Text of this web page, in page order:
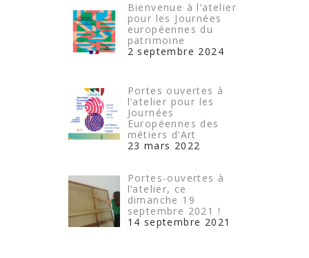
Bienvenue à l’atelier
pour les Journées
européennes du
patrimoine
2 septembre 2024
Portes ouvertes à
l’atelier pour les
Journées
Européennes des
métiers d’Art
23 mars 2022
Portes-ouvertes à
l’atelier, ce
dimanche 19
septembre 2021 !
14 septembre 2021